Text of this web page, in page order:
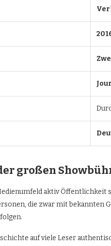
großen
aktiv Öffentlichkeit
die zwar mit bekannten
auf viele Leser